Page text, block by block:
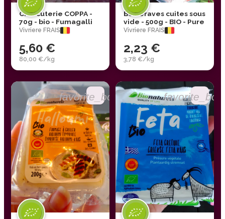
Charcuterie COPPA -
70g - bio - Fumagalli
Vivriere FRAIS
5,60 €
80,00 €/kg
Betteraves cuites sous
vide - 500g - BIO - Pure
Vivriere FRAIS
2,23 €
3,78 €/kg
favorite_border